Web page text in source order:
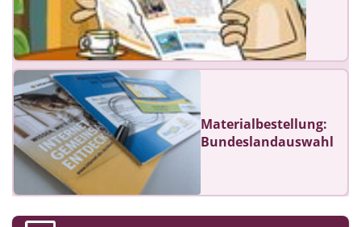
Materialbestellung:
Bundeslandauswahl